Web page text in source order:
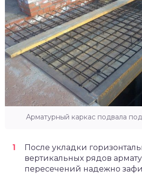
Арматурный каркас подвала
После укладки
вертикальных рядов
пересечений надежно